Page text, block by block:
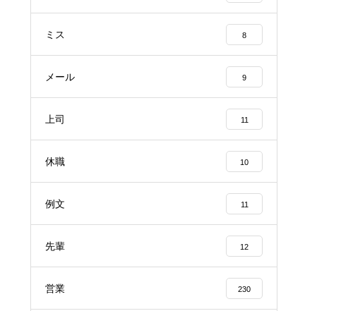
ミス 8
メール 9
上司 11
休職 10
例文 11
先輩 12
営業 230